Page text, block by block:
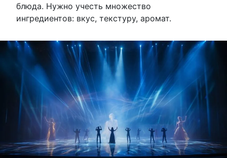
блюда. Нужно учесть множество
ингредиентов: вкус, текстуру, аромат.